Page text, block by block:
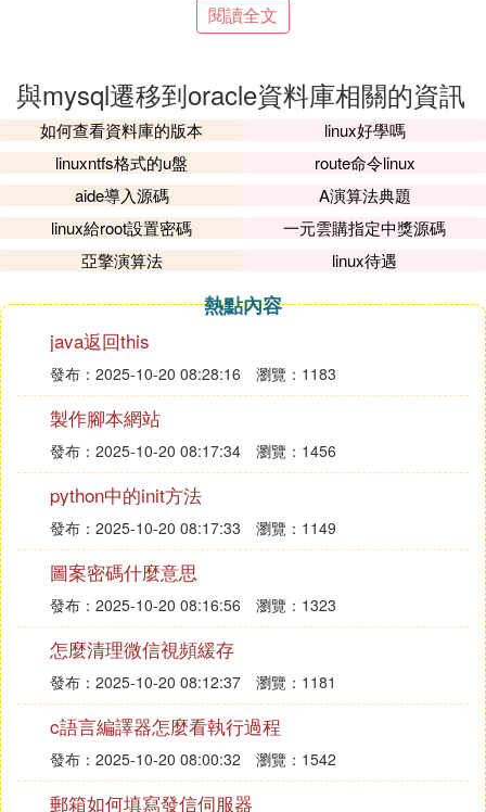
DBA，沒有用到任何工具，是寫數據遷移程序，大概
步驟是這樣：
1、根據雙方資料庫的數據字典，羅列出需要的欄位
2、編寫相應的遷移程序，主要注意的地方就是Oracl
e的數據類型要做相應的轉換，轉移成DB2里有的，
刪除倒出時一些無用的數據，使導入的數據具有意
義！
3、抽取數據做驗證！
你參考一下，如果數據量不大的話，完成可以用把表
的數據倒成SQL文件再執行！
⑤ 怎樣將mysql資料庫導入到oracle資料
庫中
1、 運行MySQL Migration Toolkit
到「Source Database」，在Database System中選
擇Oracle Database Server，如果第一次使用會告之
要求載入驅動程序ojdbc14.jar。
載入驅動程序之後，界面將變成如下的形式，在其中
填寫Oracle資料庫的連接信息，按「Next」繼續。
2、 在Target Database中默認Database System為M
ySQL Server，在Connection Parameters中填寫相應
的MySQL資料庫的連接信息，按「Next」繼續。
3、進行資料庫連接測試，測試通過後按「Next」到
Source Schemata Selection，點選准備進行數據遷
閱讀全文
與mysql遷移到oracle資料庫相關的資訊
如何查看資料庫的版本
linux好學嗎
linuxntfs格式的u盤
route命令linux
aide導入源碼
A演算法典題
linux給root設置密碼
一元雲購指定中獎源碼
亞擎演算法
linux待遇
熱點內容
java返回this
發布：2025-10-20 08:28:16 瀏覽：1183
製作腳本網站
發布：2025-10-20 08:17:34 瀏覽：1456
python中的init方法
發布：2025-10-20 08:17:33 瀏覽：1149
圖案密碼什麼意思
發布：2025-10-20 08:16:56 瀏覽：1323
怎麼清理微信視頻緩存
發布：2025-10-20 08:12:37 瀏覽：1181
c語言編譯器怎麼看執行過程
發布：2025-10-20 08:00:32 瀏覽：1542
郵箱如何填寫發信伺服器